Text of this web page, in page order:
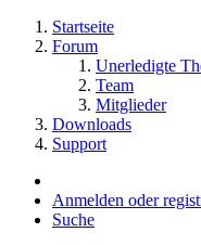
Startseite
Forum
Unerledigte
Team
Mitglieder
Downloads
Support
Anmelden oder
Suche